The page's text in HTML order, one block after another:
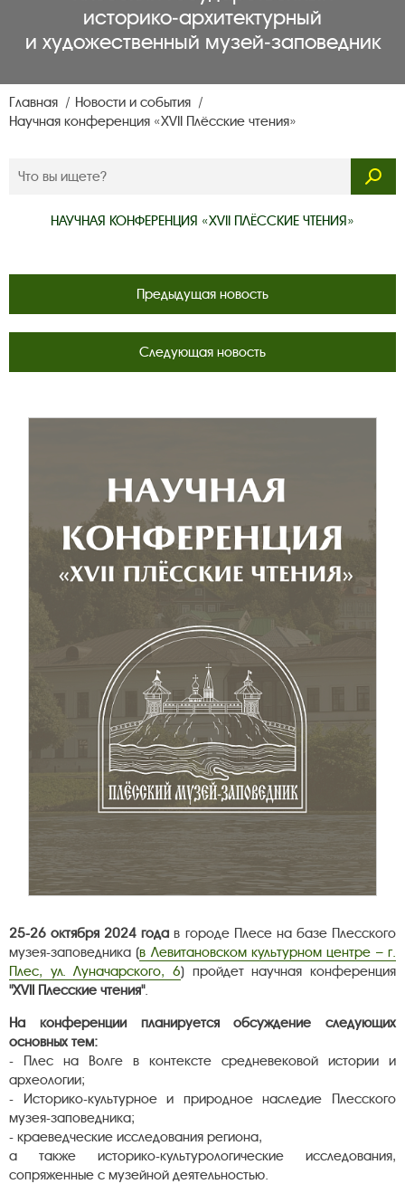
историко‑архитектурный
и художественный музей‑заповедник
Главная
Новости и события
Научная конференция «XVII Плёсские чтения»
НАУЧНАЯ КОНФЕРЕНЦИЯ «XVII ПЛЁССКИЕ ЧТЕНИЯ»
Предыдущая новость
Следующая новость
25-26 октября 2024 года в городе Плесе на базе Плесского
музея-заповедника (в Левитановском культурном центре – г.
Плес, ул. Луначарского, 6) пройдет научная конференция
"XVII Плесские чтения".
На конференции планируется обсуждение следующих
основных тем:
- Плес на Волге в контексте средневековой истории и
археологии;
- Историко-культурное и природное наследие Плесского
музея-заповедника;
- краеведческие исследования региона,
а также историко-культурологические исследования,
сопряженные с музейной деятельностью.